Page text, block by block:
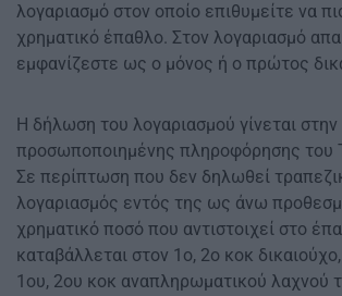
λογαριασμό στον οποίο επιθυμείτε να
χρηματικό έπαθλο. Στον λογαριασμό
εμφανίζεστε ως ο μόνος ή ο πρώτος
Η δήλωση του λογαριασμού γίνεται
προσωποποιημένης πληροφόρησης του
Σε περίπτωση που δεν δηλωθεί
λογαριασμός εντός της ως άνω
χρηματικό ποσό που αντιστοιχεί στο
καταβάλλεται στον 1ο, 2ο κοκ
1ου, 2ου κοκ αναπληρωματικού λαχνού